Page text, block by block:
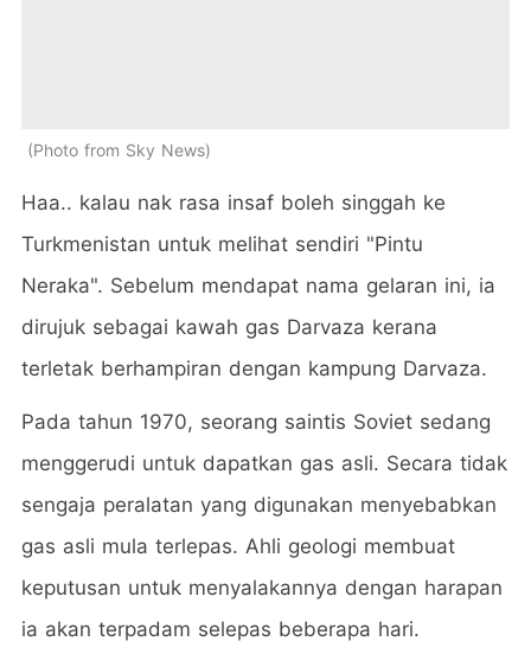
Photo from Sky News
Haa.. kalau nak rasa insaf boleh singgah ke
Turkmenistan untuk melihat sendiri "Pintu
Neraka". Sebelum mendapat nama gelaran ini, ia
dirujuk sebagai kawah gas Darvaza kerana
terletak berhampiran dengan kampung Darvaza.
Pada tahun 1970, seorang saintis Soviet sedang
menggerudi untuk dapatkan gas asli. Secara tidak
sengaja peralatan yang digunakan menyebabkan
gas asli mula terlepas. Ahli geologi membuat
keputusan untuk menyalakannya dengan harapan
ia akan terpadam selepas beberapa hari.